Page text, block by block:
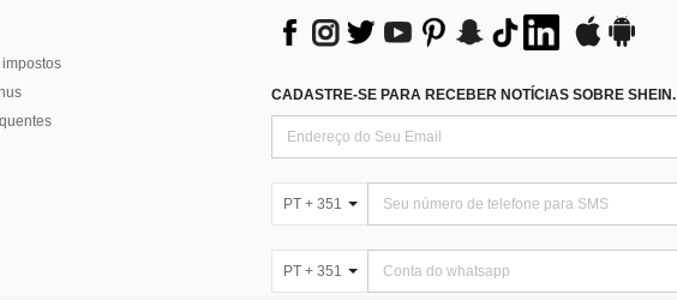
CADASTRE-SE PARA RECEBER NOTÍCIAS SOBRE SHEIN.
PT + 351
PT + 351